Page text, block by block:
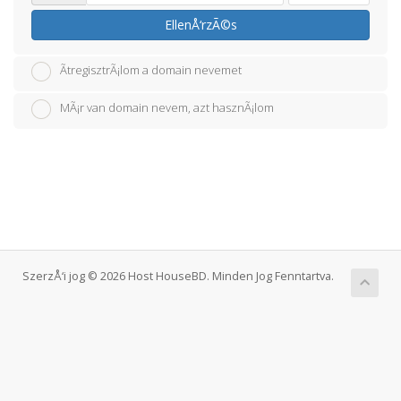
EllenÅ‘rzÃ©s
ÃtregisztrÃ¡lom a domain nevemet
MÃ¡r van domain nevem, azt hasznÃ¡lom
SzerzÅ‘i jog © 2026 Host HouseBD. Minden Jog Fenntartva.